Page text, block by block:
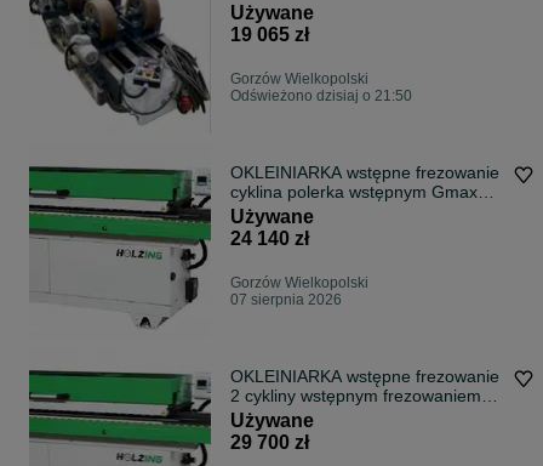
Używane
19 065 zł
Gorzów Wielkopolski
Odświeżono dzisiaj o 21:50
OKLEINIARKA wstępne frezowanie
cyklina polerka wstępnym Gmax
Holzing 2020
Używane
24 140 zł
Gorzów Wielkopolski
07 sierpnia 2026
OKLEINIARKA wstępne frezowanie
2 cykliny wstępnym frezowaniem
Holzing 2019
Używane
29 700 zł